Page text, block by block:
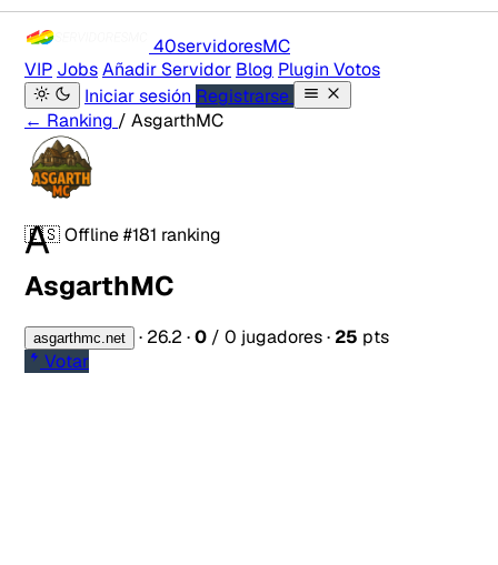
40servidoresMC
VIP JobsAñadir Servidor Blog Plugin Votos
Iniciar sesión Registrarse
← Ranking / AsgarthMC
A
🇪🇸Offline#181 ranking
AsgarthMC
asgarthmc.net · 26.2 ·0 / 0 jugadores· 25 pts
Votar